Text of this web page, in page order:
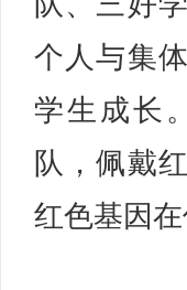
个人与集
学生成长
队，佩戴
红色基因在